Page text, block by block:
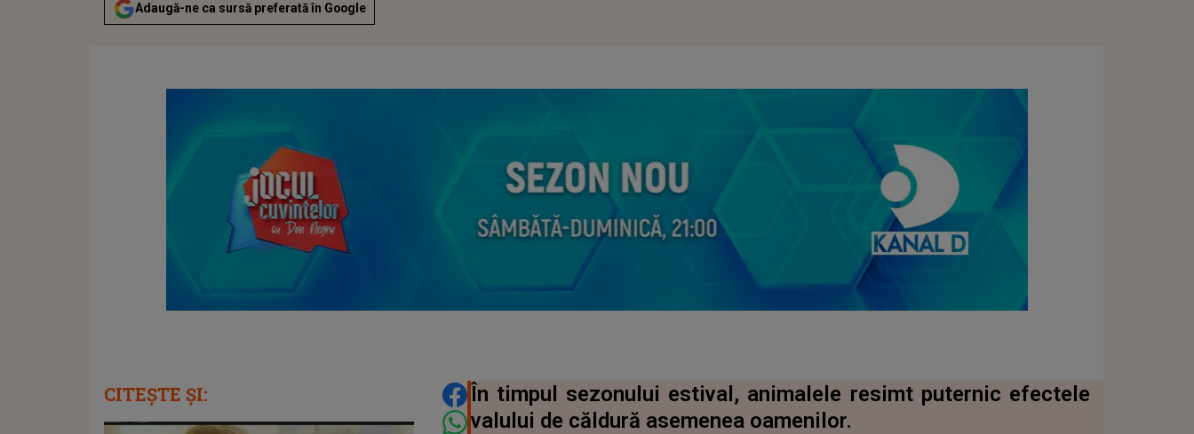
Adaugă-ne ca sursă preferată în Google
DISTRIBUIE ARTICOLUL
În timpul sezonului estival, animalele resimt puternic efectele
valului de căldură asemenea oamenilor.
CITEȘTE ȘI: